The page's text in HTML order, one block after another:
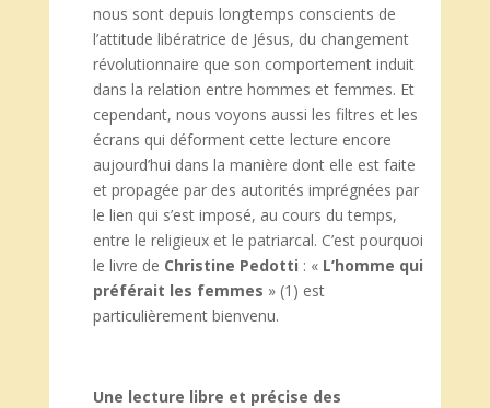
nous sont depuis longtemps conscients de
l’attitude libératrice de Jésus, du changement
révolutionnaire que son comportement induit
dans la relation entre hommes et femmes. Et
cependant, nous voyons aussi les filtres et les
écrans qui déforment cette lecture encore
aujourd’hui dans la manière dont elle est faite
et propagée par des autorités imprégnées par
le lien qui s’est imposé, au cours du temps,
entre le religieux et le patriarcal. C’est pourquoi
le livre de Christine Pedotti : « L’homme qui
préférait les femmes » (1) est
particulièrement bienvenu.
Une lecture libre et précise des